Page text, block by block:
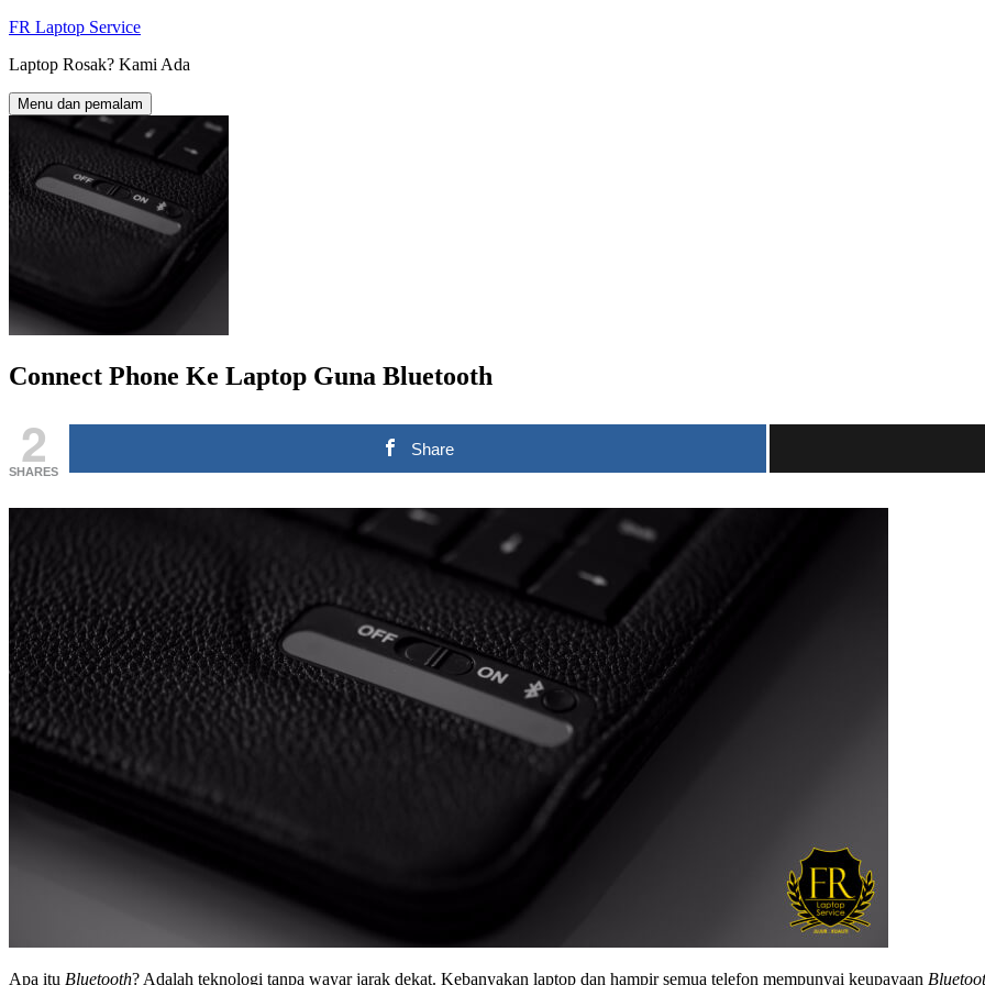
Langkau
kandungan
FR Laptop Service
Laptop Rosak? Kami Ada
Menu dan pemalam
Connect Phone Ke Laptop Guna Bluetooth
2
SHARES
Share
Apa itu Bluetooth? Adalah teknologi tanpa wayar jarak dekat. Kebanyakan laptop dan hampir semua telefon mempunyai keupayaan